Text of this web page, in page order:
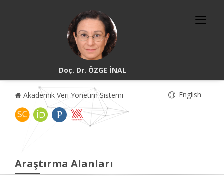
Doç. Dr. ÖZGE İNAL
Akademik Veri Yönetim Sistemi English
Araştırma Alanları